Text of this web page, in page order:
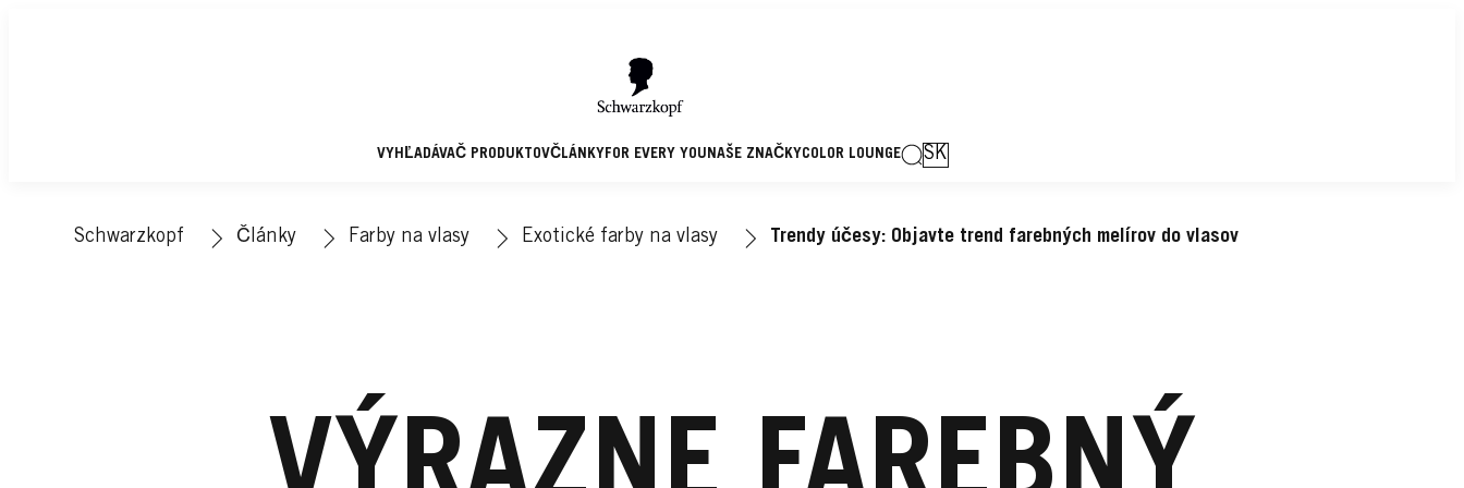
VYHĽADÁVAČ PRODUKTOVČLÁNKYFOR EVERY YOUNAŠE ZNAČKYCOLOR LOUNGE SK
Schwarzkopf Články Farby na vlasy Exotické farby na vlasy Trendy účesy: Objavte trend farebných melírov do vlasov